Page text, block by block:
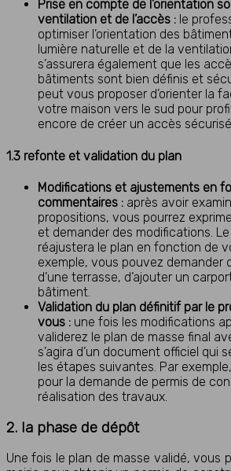
Prise en compte de l’orientation
ventilation et de l’accès : le
optimiser l’orientation des
lumière naturelle et de la
s’assurera également que les
bâtiments sont bien définis et
peut vous proposer d’orienter la
votre maison vers le sud pour
encore de créer un accès
1.3 refonte et validation du plan
Modifications et ajustements en
commentaires : après avoir
propositions, vous pourrez
et demander des modifications.
réajustera le plan en fonction de
exemple, vous pouvez demander
d’une terrasse, d’ajouter un
bâtiment.
Validation du plan définitif par le
vous : une fois les modifications
validerez le plan de masse final
s’agira d’un document officiel qui
les étapes suivantes. Par
pour la demande de permis de
réalisation des travaux.
2. la phase de dépôt
Une fois le plan de masse validé, vous